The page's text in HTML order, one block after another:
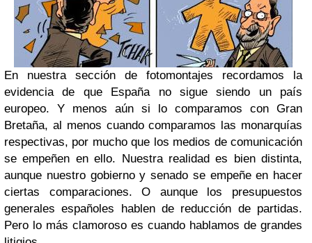
En nuestra sección de fotomontajes recordamos la
evidencia de que España no sigue siendo un país
europeo. Y menos aún si lo comparamos con Gran
Bretaña, al menos cuando comparamos las monarquías
respectivas, por mucho que los medios de comunicación
se empeñen en ello. Nuestra realidad es bien distinta,
aunque nuestro gobierno y senado se empeñe en hacer
ciertas comparaciones. O aunque los presupuestos
generales españoles hablen de reducción de partidas.
Pero lo más clamoroso es cuando hablamos de grandes